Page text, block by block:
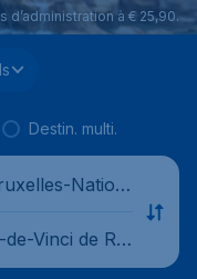
à € 25,90.
Destin. multi.
Nation
Vinci de Ro